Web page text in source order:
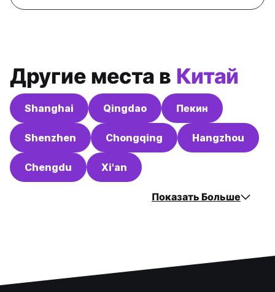
Другие места в Китай
Shanghai Qingdao Пекин
Shenzhen Chongqing Hangzhou
Chengdu Xi'an
Показать Больше